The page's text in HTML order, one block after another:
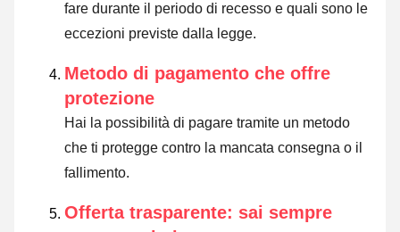
fare durante il periodo di recesso e quali sono le
eccezioni previste dalla legge.
Metodo di pagamento che offre
protezione
Hai la possibilità di pagare tramite un metodo
che ti protegge contro la mancata consegna o il
fallimento.
Offerta trasparente: sai sempre